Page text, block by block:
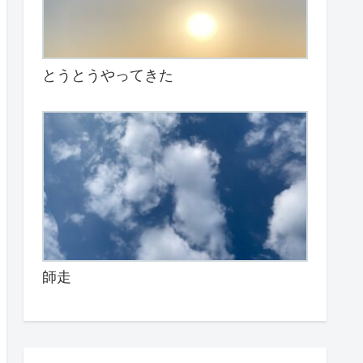
とうとうやってきた
師走